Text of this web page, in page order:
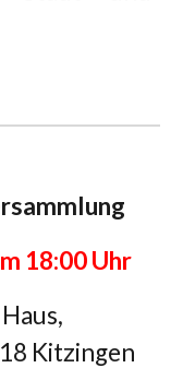
18:00 Uhr
Kitzingen